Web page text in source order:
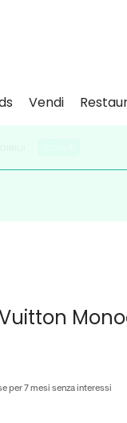
Vendi
per 7 mesi senza interessi